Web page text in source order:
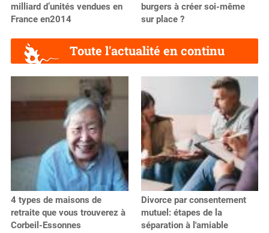
milliard d’unités vendues en
France en2014
burgers à créer soi-même
sur place ?
Toute l'actualité en continu
4 types de maisons de
retraite que vous trouverez à
Corbeil-Essonnes
Divorce par consentement
mutuel: étapes de la
séparation à l'amiable